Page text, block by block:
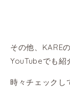
その他、KARE
YouTubeでも紹
時々チェックし